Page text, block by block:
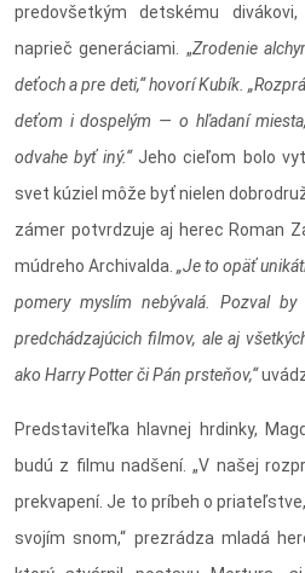
predovšetkým detskému
naprieč generáciami. „Zrodenie
deťoch a pre deti,“ hovorí Kubík.
deťom i dospelým — o hľadaní
odvahe byť iný.“Jeho cieľom bolo
svet kúziel môže byť nielen
zámer potvrdzuje aj herec Roman
múdreho Archivalda. „Je to opäť
pomery myslím nebývalá. Pozval
predchádzajúcich filmov, ale aj
ako Harry Potter či Pán prsteňov,“
Predstaviteľka hlavnej hrdinky,
budú z filmu nadšení. „V našej
prekvapení. Je to príbeh o
svojím snom,“ prezrádza mladá